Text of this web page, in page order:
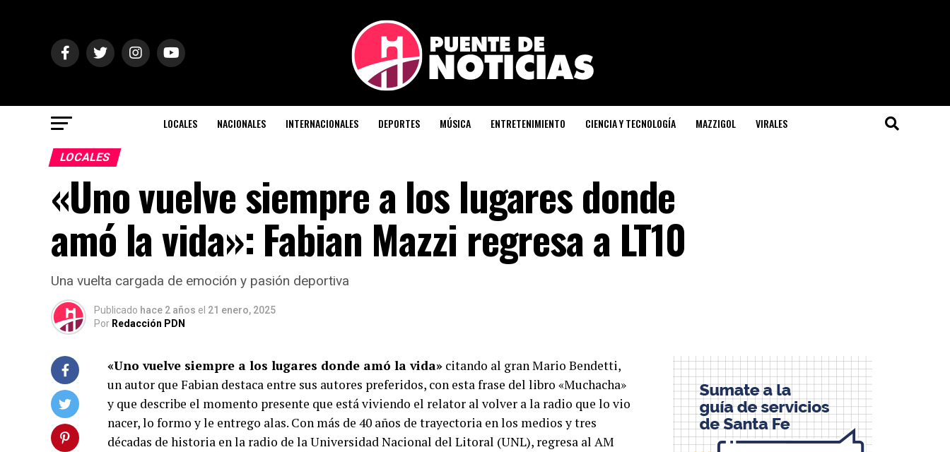
LOCALES NACIONALES INTERNACIONALES DEPORTES MÚSICA ENTRETENIMIENTO CIENCIA Y TECNOLOGÍA MAZZIGOL VIRALES
LOCALES
«Uno vuelve siempre a los lugares donde
amó la vida»: Fabian Mazzi regresa a LT10
Una vuelta cargada de emoción y pasión deportiva
Publicado hace 2 años el 21 enero, 2025
Por Redacción PDN
«Uno vuelve siempre a los lugares donde amó la vida» citando al gran Mario Bendetti,
un autor que Fabian destaca entre sus autores preferidos, con esta frase del libro «Muchacha»
y que describe el momento presente que está viviendo el relator al volver a la radio que lo vio
nacer, lo formo y le entrego alas. Con más de 40 años de trayectoria en los medios y tres
décadas de historia en la radio de la Universidad Nacional del Litoral (UNL), regresa al AM